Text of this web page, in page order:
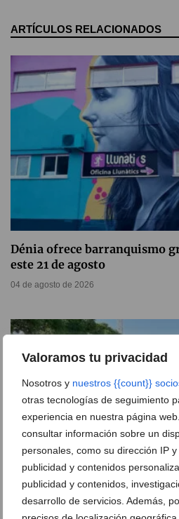
Valoramos tu privacidad
Nosotros y nuestros {{count}}
otras tecnologías de seguimiento
experiencia en nuestra página
consultar información sobre un
personales, como su dirección IP
publicidad y contenidos
publicidad y contenidos,
desarrollo de servicios. Además,
ARTÍCULOS RELACIONADOS
Dénia ofrece barranquismo
este 21 de agosto
04 de agosto de 2026
Temporada histórica para el